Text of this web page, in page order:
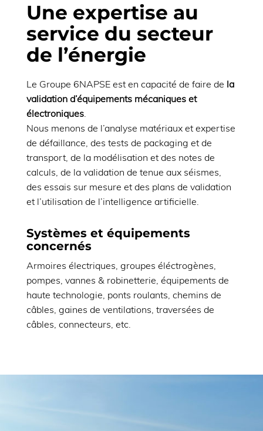
Une expertise au
service du secteur
de l’énergie
Le Groupe 6NAPSE est en capacité de faire de la
validation d’équipements mécaniques et
électroniques.
Nous menons de l’analyse matériaux et expertise
de défaillance, des tests de packaging et de
transport, de la modélisation et des notes de
calculs, de la validation de tenue aux séismes,
des essais sur mesure et des plans de validation
et l’utilisation de l’intelligence artificielle.
Systèmes et équipements
concernés
Armoires électriques, groupes éléctrogènes,
pompes, vannes & robinetterie, équipements de
haute technologie, ponts roulants, chemins de
câbles, gaines de ventilations, traversées de
câbles, connecteurs, etc.